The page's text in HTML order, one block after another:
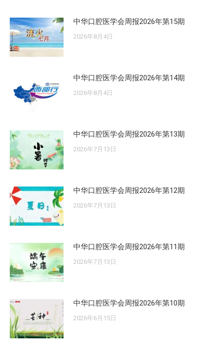
中华口腔医学会周报2026年第15期
2026年8月4日
中华口腔医学会周报2026年第14期
2026年8月4日
中华口腔医学会周报2026年第13期
2026年7月13日
中华口腔医学会周报2026年第12期
2026年7月13日
中华口腔医学会周报2026年第11期
2026年7月13日
中华口腔医学会周报2026年第10期
2026年6月15日